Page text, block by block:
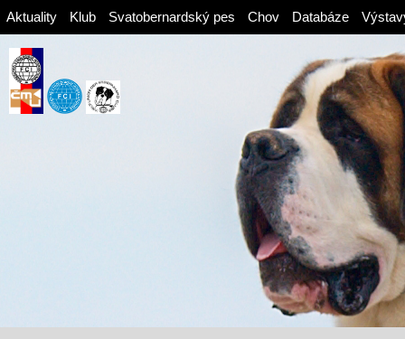
Aktuality Klub Svatobernardský pes Chov Databáze